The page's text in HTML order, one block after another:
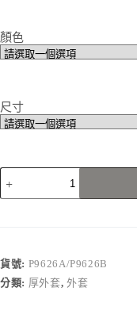
顏色
尺寸
P9626A/P9626B
數
貨號: P9626A/P9626B
分類: 厚外套, 外套